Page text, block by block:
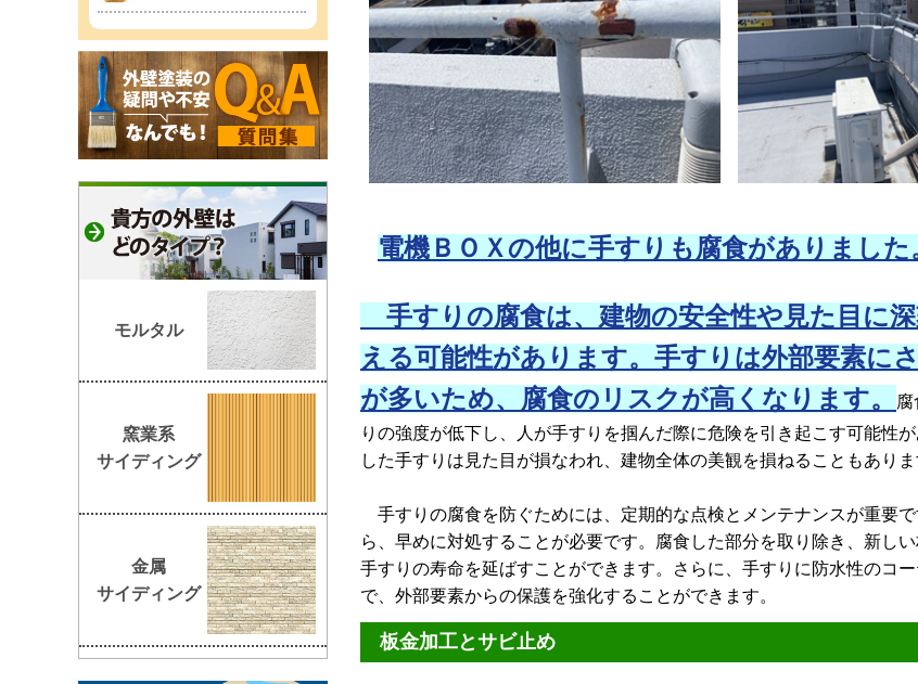
電機ＢＯＸの他に手すりも腐食がありました
手すりの腐食は、建物の安全性や見た目に
える可能性があります。手すりは外部要素に
が多いため、腐食のリスクが高くなります。
りの強度が低下し、人が手すりを掴んだ際に危険を引き起こす可能性
した手すりは見た目が損なわれ、建物全体の美観を損ねることもありま
手すりの腐食を防ぐためには、定期的な点検とメンテナンスが重要
ら、早めに対処することが必要です。腐食した部分を取り除き、新し
手すりの寿命を延ばすことができます。さらに、手すりに防水性のコ
で、外部要素からの保護を強化することができます。
板金加工とサビ止め
モルタル
窯業系
サイディング
金属
サイディング